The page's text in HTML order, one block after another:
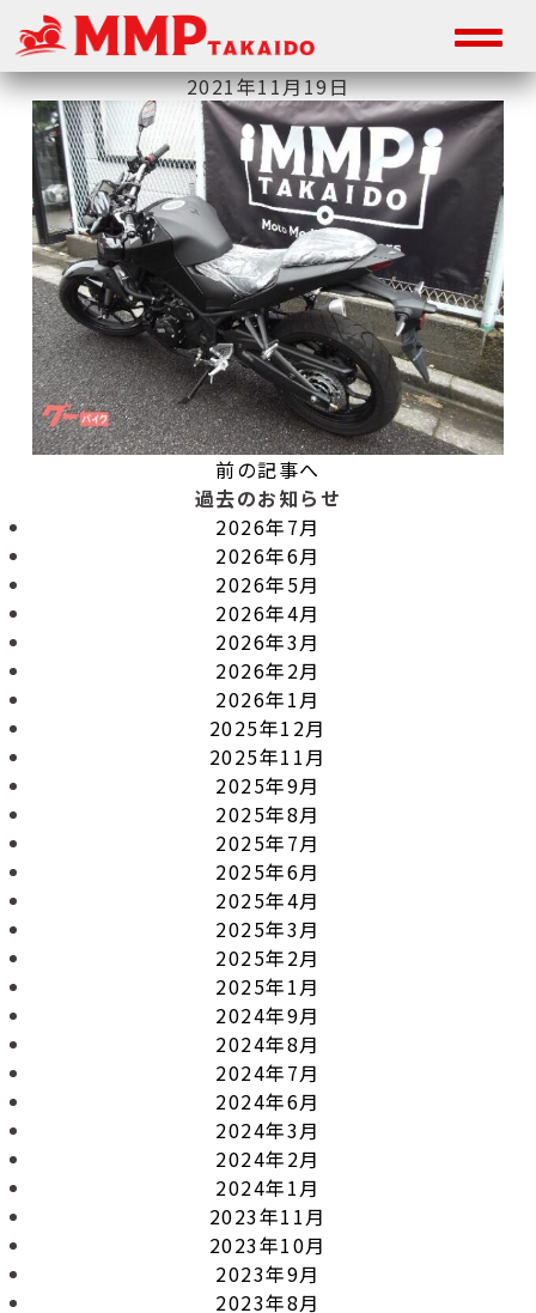
2021年11月19日
前の記事へ
過去のお知らせ
2026年7月
2026年6月
2026年5月
2026年4月
2026年3月
2026年2月
2026年1月
2025年12月
2025年11月
2025年9月
2025年8月
2025年7月
2025年6月
2025年4月
2025年3月
2025年2月
2025年1月
2024年9月
2024年8月
2024年7月
2024年6月
2024年3月
2024年2月
2024年1月
2023年11月
2023年10月
2023年9月
2023年8月